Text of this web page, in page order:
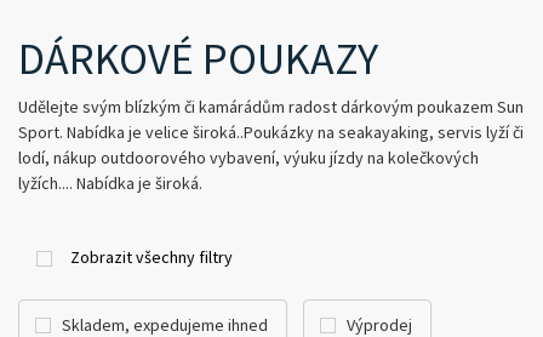
DÁRKOVÉ POUKAZY
Udělejte svým blízkým či kamárádům radost dárkovým poukazem Sun
Sport. Nabídka je velice široká..Poukázky na seakayaking, servis lyží či
lodí, nákup outdoorového vybavení, výuku jízdy na kolečkových
lyžích.... Nabídka je široká.
Zobrazit všechny filtry
Skladem, expedujeme ihned Výprodej